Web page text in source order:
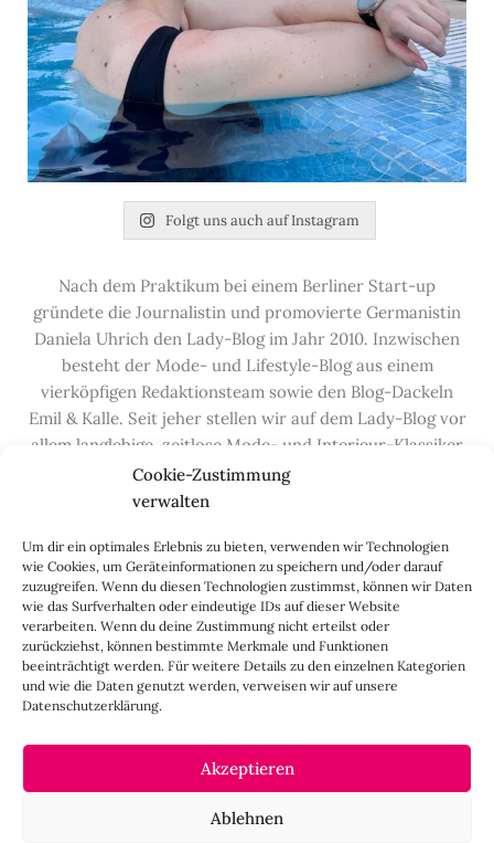
Cookie-Zustimmung
verwalten
Um dir ein optimales Erlebnis zu bieten, verwenden wir Technologien
wie Cookies, um Geräteinformationen zu speichern und/oder darauf
zuzugreifen. Wenn du diesen Technologien zustimmst, können wir Daten
wie das Surfverhalten oder eindeutige IDs auf dieser Website
verarbeiten. Wenn du deine Zustimmung nicht erteilst oder
zurückziehst, können bestimmte Merkmale und Funktionen
beeinträchtigt werden. Für weitere Details zu den einzelnen Kategorien
und wie die Daten genutzt werden, verweisen wir auf unsere
Datenschutzerklärung.
Akzeptieren
Ablehnen
Folgt uns auch auf Instagram
Nach dem Praktikum bei einem Berliner Start-up
gründete die Journalistin und promovierte Germanistin
Daniela Uhrich den Lady-Blog im Jahr 2010. Inzwischen
besteht der Mode- und Lifestyle-Blog aus einem
vierköpfigen Redaktionsteam sowie den Blog-Dackeln
Emil & Kalle. Seit jeher stellen wir auf dem Lady-Blog vor
allem langlebige, zeitlose Mode- und Interieur-Klassiker
vor, die hochwertig verarbeitet und unter guten
Bedingungen hergestellt wurden – gerne „Made in
Handwerksberufe und kleine feine Firmen, denen wir
hier auf dem Blog eine Präsentationsfläche bieten, sowie
alle Dinge, die das Leben ein bisschen schöner machen.
Darüber hinaus legen wir großen Wert auf den
Austausch mit Euch, den Leserinnen – über die
Kommentarfunktion, dieLady-Frage, dieLove-List
auch überInstagram
IMPRESSUM